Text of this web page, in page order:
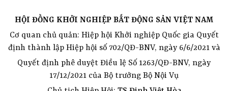
HỘI ĐỒNG KHỞI NGHIỆP BẤT ĐỘNG SẢN VIỆT NAM
Cơ quan chủ quản: Hiệp hội Khởi nghiệp Quốc gia Quyết
định thành lập Hiệp hội số 702/QĐ-BNV, ngày 6/6/2021 và
Quyết định phê duyệt Điều lệ Số 1263/QĐ-BNV, ngày
17/12/2021 của Bộ trưởng Bộ Nội Vụ